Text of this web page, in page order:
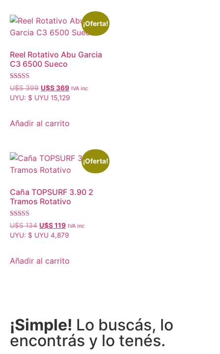
¡Oferta!
Reel Rotativo Abu Garcia
C3 6500 Sueco
Valorado con
5.00
de 5
U$S399 U$S369 IVA inc
UYU: $ UYU 15,129
Añadir al carrito
¡Oferta!
Caña TOPSURF 3.90 2
Tramos Rotativo
Valorado con
5.00
de 5
U$S134 U$S119 IVA inc
UYU: $ UYU 4,879
Añadir al carrito
¡Simple! Lo buscás, lo
encontrás y lo tenés.